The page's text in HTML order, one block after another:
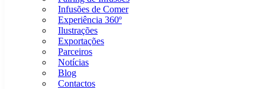
Infusões de Comer
Experiência 360º
Ilustrações
Exportações
Parceiros
Notícias
Blog
Contactos